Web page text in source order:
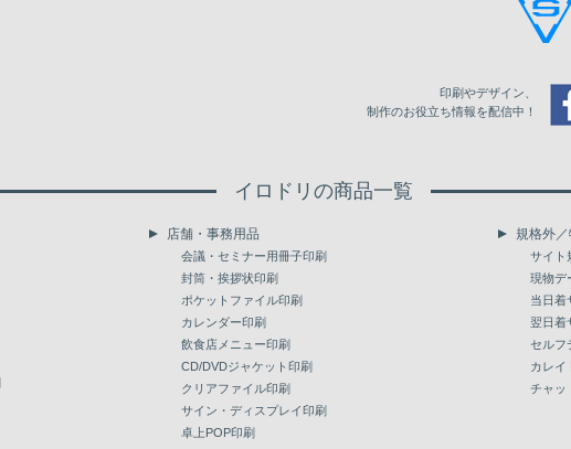
9,000 68,170
9,500 71,179
74,038
印刷やデザイン、
制作のお役立ち情報を配信中！
イロドリの商品一覧
店舗・事務用品
会議・セミナー用冊子印刷
封筒・挨拶状印刷
ポケットファイル印刷
カレンダー印刷
飲食店メニュー印刷
CD/DVDジャケット印刷
クリアファイル印刷
サイン・ディスプレイ印刷
卓上POP印刷
規格外
サイト
現物デ
当日着
翌日着
セルフ
カレイ
チャッ